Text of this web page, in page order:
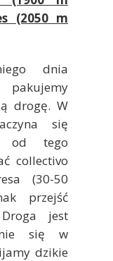
(2050 m
dnia
pakujemy
drogę. W
się
od tego
collectivo
(30-50
przejść
jest
się w
dzikie